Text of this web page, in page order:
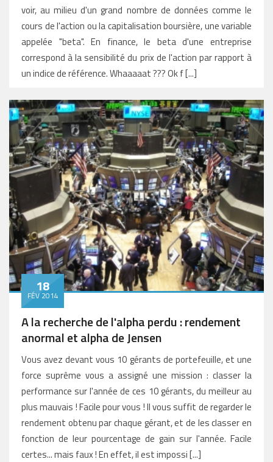
voir, au milieu d'un grand nombre de données comme le
cours de l'action ou la capitalisation boursière, une variable
appelée "beta". En finance, le beta d'une entreprise
correspond à la sensibilité du prix de l'action par rapport à
un indice de référence. Whaaaaat ??? Ok f [...]
18
FÉV 2014
A la recherche de l'alpha perdu : rendement
anormal et alpha de Jensen
Vous avez devant vous 10 gérants de portefeuille, et une
force suprême vous a assigné une mission : classer la
performance sur l'année de ces 10 gérants, du meilleur au
plus mauvais ! Facile pour vous ! Il vous suffit de regarder le
rendement obtenu par chaque gérant, et de les classer en
fonction de leur pourcentage de gain sur l'année. Facile
certes... mais faux ! En effet, il est impossi [...]